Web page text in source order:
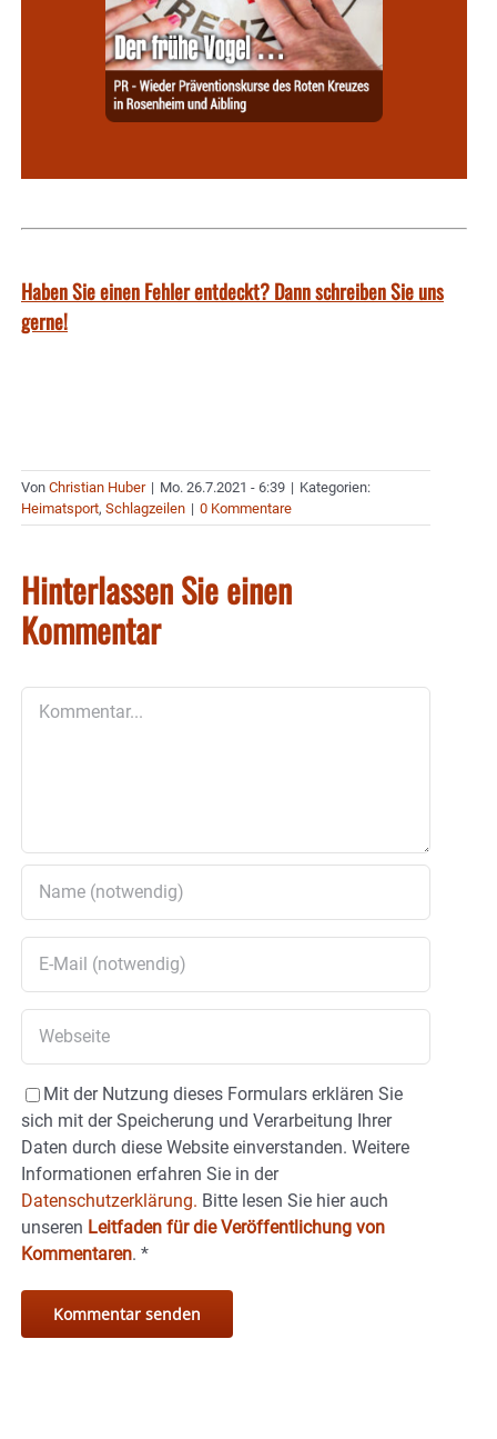
Haben Sie einen Fehler entdeckt? Dann schreiben Sie uns
gerne!
Von Christian Huber | Mo. 26.7.2021 - 6:39 | Kategorien:
Heimatsport, Schlagzeilen | 0 Kommentare
Hinterlassen Sie einen
Kommentar
Mit der Nutzung dieses Formulars erklären Sie
sich mit der Speicherung und Verarbeitung Ihrer
Daten durch diese Website einverstanden. Weitere
Informationen erfahren Sie in der
Datenschutzerklärung. Bitte lesen Sie hier auch
unseren Leitfaden für die Veröffentlichung von
Kommentaren. *